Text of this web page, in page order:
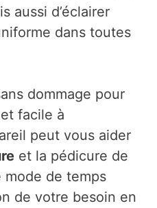
aussi d’éclairer
dans toutes
dommage pour
facile à
peut vous aider
et la pédicure de
mode de temps
de votre besoin en